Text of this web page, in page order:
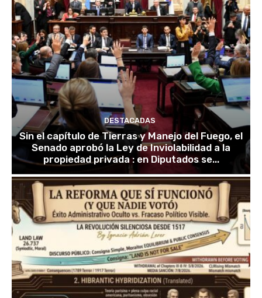
DESTACADAS
Sin el capítulo de Tierras y Manejo del Fuego, el
Senado aprobó la Ley de Inviolabilidad a la
propiedad privada : en Diputados se...